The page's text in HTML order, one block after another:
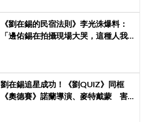
《劉在錫的民宿法則》李光洙爆料：
「邊佑錫在拍攝現場大哭，這種人我
劉在錫追星成功！《劉QUIZ》同框
《奧德賽》諾蘭導演、麥特戴蒙 害